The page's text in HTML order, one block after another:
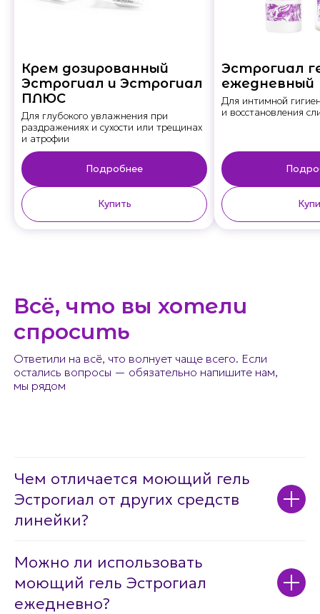
Крем дозированный
Эстрогиал и Эстрогиал
ПЛЮС
Для глубокого увлажнения при
раздражениях и сухости или трещинах
и атрофии
Подробнее
Купить
Эстрогиал
ежедневный
Для интимной
и восстановления
Ответили на всё, что волнует чаще всего. Если
остались вопросы — обязательно напишите нам,
мы рядом
Всё, что вы хотели
спросить
Чем отличается моющий гель
Эстрогиал от других средств
линейки?
Можно ли использовать
моющий гель Эстрогиал
ежедневно?